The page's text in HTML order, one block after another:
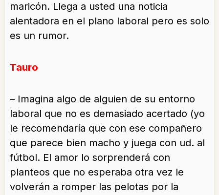
maricón. Llega a usted una noticia
alentadora en el plano laboral pero es solo
es un rumor.
Tauro
– Imagina algo de alguien de su entorno
laboral que no es demasiado acertado (yo
le recomendaría que con ese compañero
que parece bien macho y juega con ud. al
fútbol. El amor lo sorprenderá con
planteos que no esperaba otra vez le
volverán a romper las pelotas por la